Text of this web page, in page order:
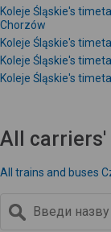
Koleje Śląskie's
Chorzów
Koleje Śląskie's
Koleje Śląskie's
Koleje Śląskie's
All
All trains and buses